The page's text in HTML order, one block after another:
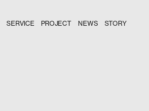
SERVICE PROJECT NEWS STORY